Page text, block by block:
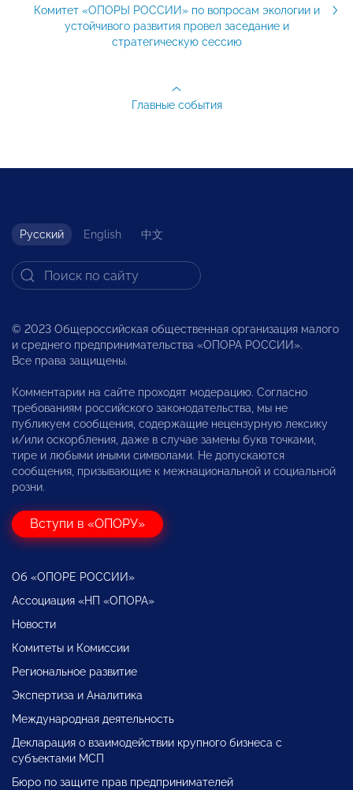
Комитет «ОПОРЫ РОССИИ» по вопросам экологии и
устойчивого развития провел заседание и
стратегическую сессию
Главные события
Русский English 中文
© 2023 Общероссийская общественная организация малого
и среднего предпринимательства «ОПОРА РОССИИ».
Все права защищены.
Комментарии на сайте проходят модерацию. Согласно
требованиям российского законодательства, мы не
публикуем сообщения, содержащие нецензурную лексику
и/или оскорбления, даже в случае замены букв точками,
тире и любыми иными символами. Не допускаются
сообщения, призывающие к межнациональной и социальной
розни.
Вступи в «ОПОРУ»
Об «ОПОРЕ РОССИИ»
Ассоциация «НП «ОПОРА»
Новости
Комитеты и Комиссии
Региональное развитие
Экспертиза и Аналитика
Международная деятельность
Декларация о взаимодействии крупного бизнеса с
субъектами МСП
Бюро по защите прав предпринимателей